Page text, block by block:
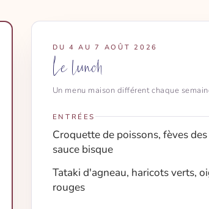
DU 4 AU 7 AOÛT 2026
Le lunch
Un menu maison différent chaque
ENTRÉES
Croquette de poissons, fèves
sauce bisque
Tataki d'agneau, haricots verts,
rouges